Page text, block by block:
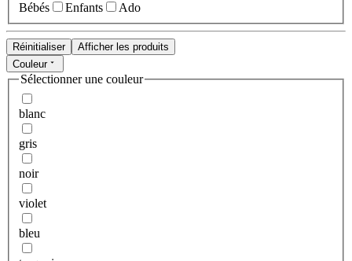
Bébés
Enfants Ado
Réinitialiser
Afficher les produits
Couleur
Sélectionner une couleur
blanc
gris
noir
violet
bleu